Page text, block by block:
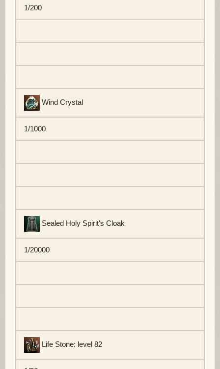
1/200
Wind Crystal
1/1000
Sealed Holy Spirit's Cloak
1/20000
Life Stone: level 82